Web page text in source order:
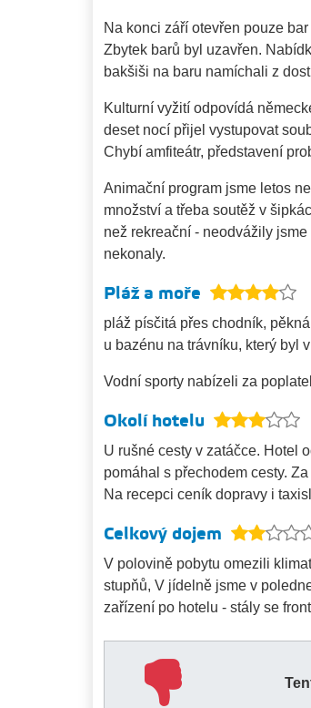
Na konci září otevřen pouze
Zbytek barů byl uzavřen.
bakšiši na baru namíchali z
Kulturní vyžití odpovídá
deset nocí přijel vystupovat
Chybí amfiteátr, představení
Animační program jsme letos
množství a třeba soutěž v
než rekreační - neodvážily
nekonaly.
Pláž a moře
pláž písčitá přes chodník,
u bazénu na trávníku, který byl
Vodní sporty nabízeli za
Okolí hotelu
U rušné cesty v zatáčce. Hotel
pomáhal s přechodem cesty.
Na recepci ceník dopravy i
Celkový dojem
V polovině pobytu omezili
stupňů, V jídelně jsme v
zařízení po hotelu - stály se